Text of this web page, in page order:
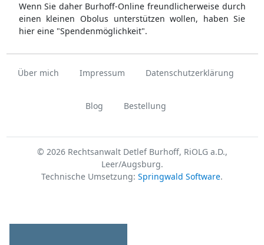
Wenn Sie daher Burhoff-Online freundlicherweise durch
einen kleinen Obolus unterstützen wollen, haben Sie
hier eine "Spendenmöglichkeit".
Über mich Impressum Datenschutzerklärung
Blog Bestellung
© 2026 Rechtsanwalt Detlef Burhoff, RiOLG a.D.,
Leer/Augsburg.
Technische Umsetzung: Springwald Software.